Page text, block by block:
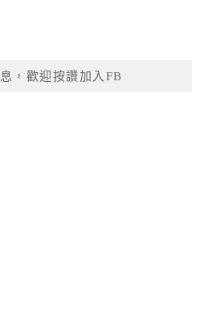
，歡迎按讚加入FB